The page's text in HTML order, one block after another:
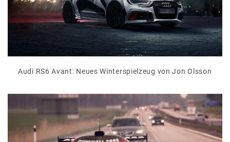
Audi RS6 Avant: Neues Winterspielzeug von Jon Olsson